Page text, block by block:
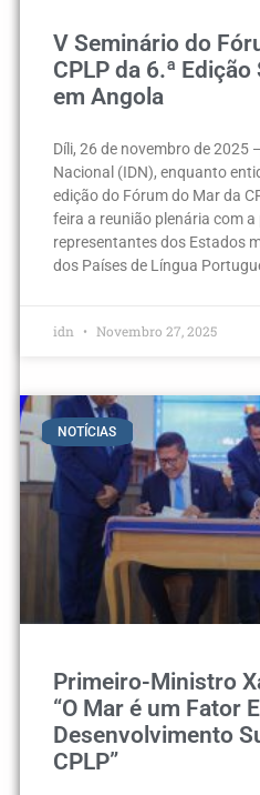
V Seminário do
CPLP da 6.ª
em Angola
Díli, 26 de novembro de 2025
Nacional (IDN), enquanto
edição do Fórum do Mar da
feira a reunião plenária com
representantes dos Estados
dos Países de Língua
idn Novembro 27, 2025
NOTÍCIAS
Primeiro-Ministro
“O Mar é um Fator
Desenvolvimento
CPLP”